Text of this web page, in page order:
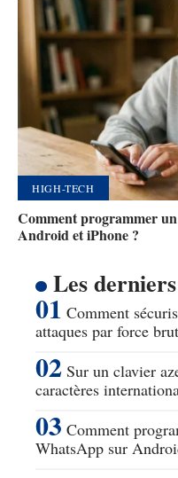
HIGH-TECH
Comment programmer
Android et iPhone ?
Les
Comment
attaques par force
Sur un clavier
caractères
Comment
WhatsApp sur